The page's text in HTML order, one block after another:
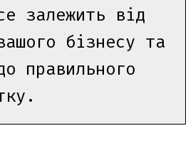
залежить від
бізнесу та
правильного